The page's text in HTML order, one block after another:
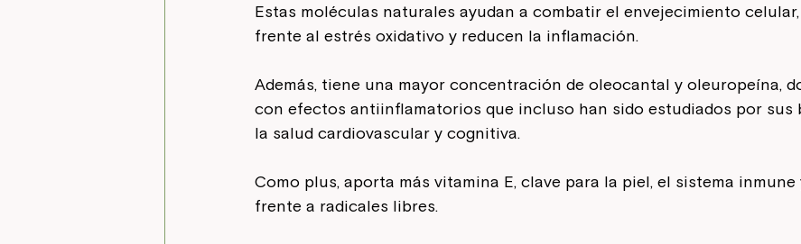
Estas moléculas naturales ayudan a combatir el envejecimiento
frente al estrés oxidativo y reducen la inflamación.
Además, tiene una mayor concentración de oleocantal y oleuropeína,
con efectos antiinflamatorios que incluso han sido estudiados por sus
la salud cardiovascular y cognitiva.
Como plus, aporta más vitamina E, clave para la piel, el sistema
frente a radicales libres.